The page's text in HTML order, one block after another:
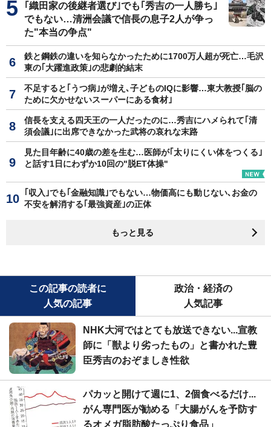
｢織田家の後継者選び｣でも｢秀吉の一人勝ち｣
でもない…清洲会議で信長の息子2人が争っ
た"本当の争点"
鉄と鋼鉄の違いを知らなかったために1700万人超が死亡…毛沢
東の｢大躍進政策｣の悲劇的結末
不足すると｢うつ病｣が増え､子どものIQに影響…東大教授｢脳の
ために欠かせないスーパーにある食材｣
信長を支える四天王の一人だったのに…秀吉にハメられて｢清
須会議｣に出席できなかった武将の哀れな末路
見た目年齢に40歳の差を生む…医師が｢太りにくい体をつくる｣
と話す1日にわずか10回の"脱ET体操"
｢収入｣でも｢金融知識｣でもない…物価高にも動じない､お金の
不安を解消する｢最強資産｣の正体
もっと見る
この記事の読者に
人気の記事
政治・経済の
人気記事
NHK大河ではとても放送できない...宣教
師に「獣より劣ったもの」と書かれた豊
臣秀吉のおぞましき性欲
パカッと開けて週に1、2個食べるだけ...
がん専門医が勧める「大腸がんを予防す
るオメガ脂肪酸たっぷり食品」